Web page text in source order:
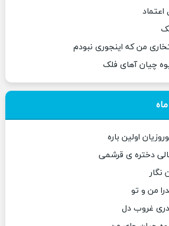
اعتماد
من که اینجوری نبودم
چیان آهای فلک
اولین باره
دختره ی قرشمی
نگار
من و تو
غروب دل